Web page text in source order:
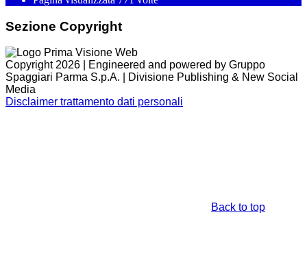
Sezione Copyright
Copyright 2026 | Engineered and powered by Gruppo
Spaggiari Parma S.p.A. | Divisione Publishing & New Social
Media
Disclaimer trattamento dati personali
Back to top